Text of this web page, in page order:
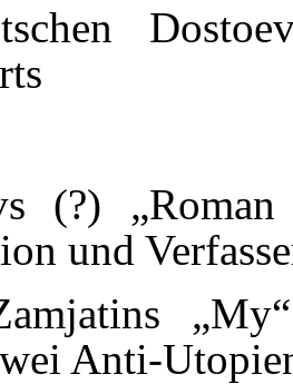
(?)
und
Anti-